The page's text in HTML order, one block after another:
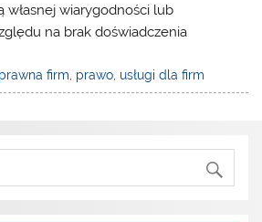
własnej wiarygodności lub
na brak doświadczenia
firm prawo usługi dla firm